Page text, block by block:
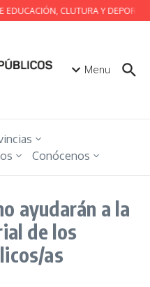
EDUCACIÓN, CLUTURA Y
Menu
Conócenos
ayudarán a la
de los
as